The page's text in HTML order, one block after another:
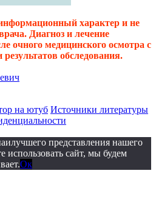
характер и не
Диагноз и лечение
очного медицинского осмотра с
обследования.
на ютуб Источники литературы
представления нашего
сайт, мы будем
Ок